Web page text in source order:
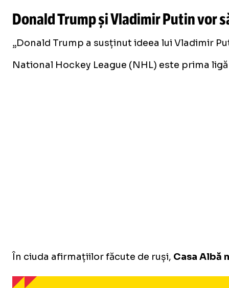
Donald Trump și Vladimir Putin vor
„Donald Trump a susținut ideea lui Vladimir
National Hockey League (NHL) este prima
În ciuda afirmațiilor făcute de ruși, Casa Albă